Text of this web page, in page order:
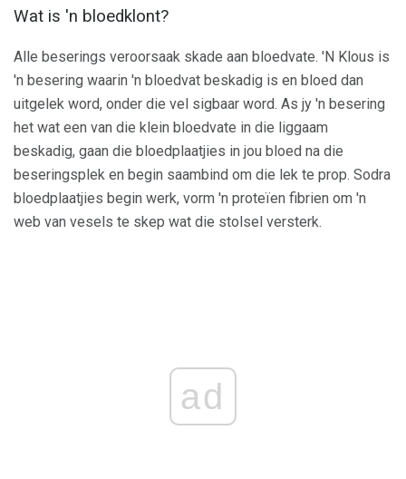
Wat is 'n bloedklont?
Alle beserings veroorsaak skade aan bloedvate. 'N Klous is
'n besering waarin 'n bloedvat beskadig is en bloed dan
uitgelek word, onder die vel sigbaar word. As jy 'n besering
het wat een van die klein bloedvate in die liggaam
beskadig, gaan die bloedplaatjies in jou bloed na die
beseringsplek en begin saambind om die lek te prop. Sodra
bloedplaatjies begin werk, vorm 'n proteïen fibrien om 'n
web van vesels te skep wat die stolsel versterk.
ad